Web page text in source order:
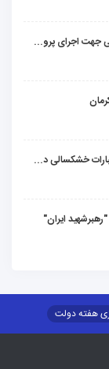
تخصیص اعتبارات ارزش افزوده، استانی و ملی جهت اجرای پروژه‌های عمرانی در شهرستان گنبکی
مدیرکل امور عشایر کرمان خواستار افزایش اعتبارات خشکسالی در سال جدید شد
ایران"
هفته دولت